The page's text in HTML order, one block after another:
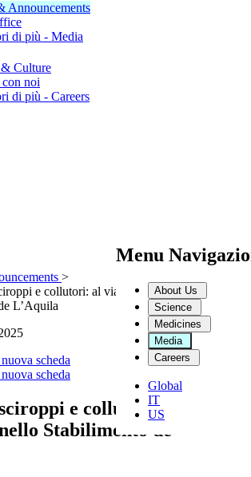
Announcements
di più - Media
Culture
noi
di più - Careers
Menu
About Us
Science
Medicines
Media
Careers
Global
IT
US
>
e collutori: al via la nuova linea nello
L’Aquila
scheda
scheda
e collutori: al via la
Stabilimento de